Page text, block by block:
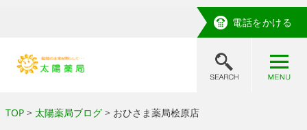
電話をかける
TOP> 太陽薬局ブログ> おひさま薬局桧原店